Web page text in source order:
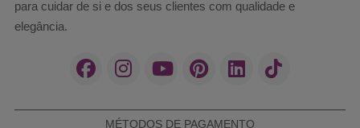
para cuidar de si e dos seus clientes com qualidade e
elegância.
MÉTODOS DE PAGAMENTO